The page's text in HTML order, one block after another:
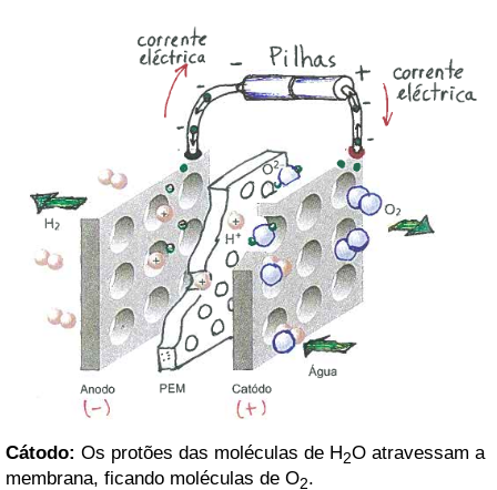
Cátodo: Os protões das moléculas de H2O atravessam a
membrana, ficando moléculas de O2.